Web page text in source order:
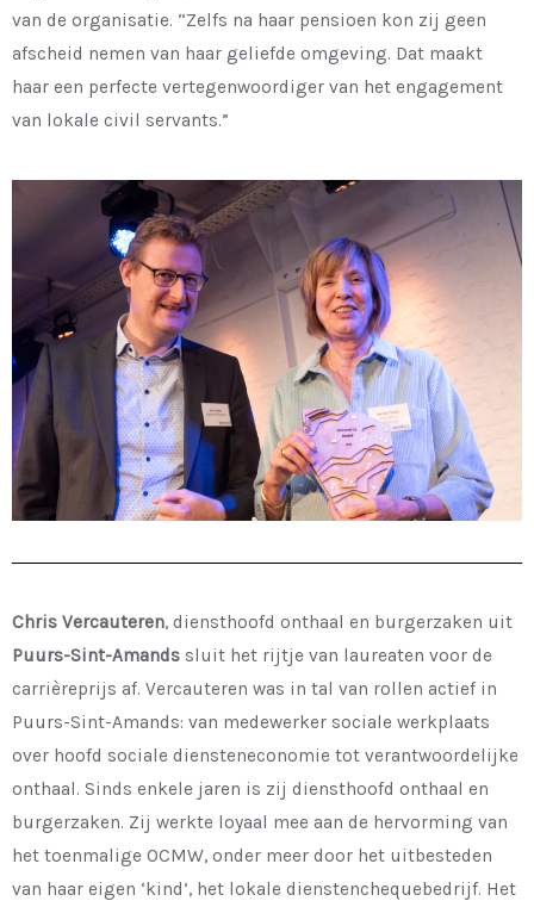
van de organisatie. “Zelfs na haar pensioen kon zij geen
afscheid nemen van haar geliefde omgeving. Dat maakt
haar een perfecte vertegenwoordiger van het engagement
van lokale civil servants.”
Chris Vercauteren, diensthoofd onthaal en burgerzaken uit
Puurs-Sint-Amands sluit het rijtje van laureaten voor de
carrièreprijs af. Vercauteren was in tal van rollen actief in
Puurs-Sint-Amands: van medewerker sociale werkplaats
over hoofd sociale diensteneconomie tot verantwoordelijke
onthaal. Sinds enkele jaren is zij diensthoofd onthaal en
burgerzaken. Zij werkte loyaal mee aan de hervorming van
het toenmalige OCMW, onder meer door het uitbesteden
van haar eigen ‘kind’, het lokale dienstenchequebedrijf. Het